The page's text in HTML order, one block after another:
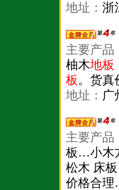
地址： 浙
主要产品
柚木地板
板。货真
地址： 广
主要产品
板…小木
松木 床
价格合